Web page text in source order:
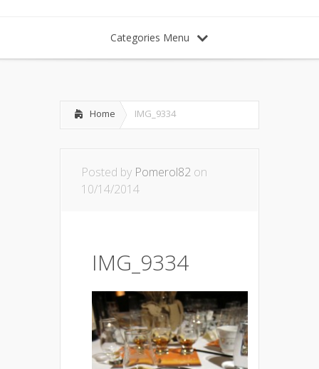
Categories Menu
Home IMG_9334
Posted by Pomerol82 on
10/14/2014
IMG_9334